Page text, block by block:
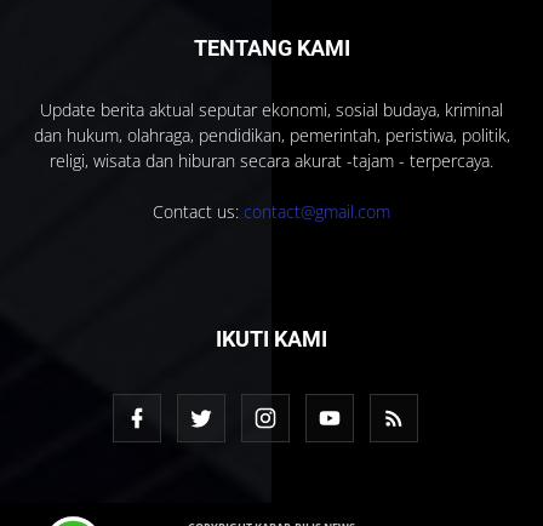
TENTANG KAMI
Update berita aktual seputar ekonomi, sosial budaya, kriminal
dan hukum, olahraga, pendidikan, pemerintah, peristiwa, politik,
religi, wisata dan hiburan secara akurat -tajam - terpercaya.
Contact us: contact@gmail.com
IKUTI KAMI